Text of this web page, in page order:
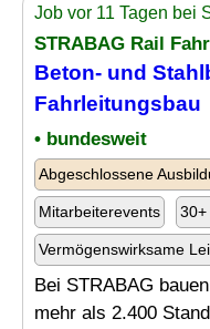
Job vor 11 Tagen bei
STRABAG Rail
Beton- und
Fahrleitungsbau
• bundesweit
Abgeschlossene
Mitarbeiterevents 30+
Vermögenswirksame
Bei STRABAG
mehr als 2.400